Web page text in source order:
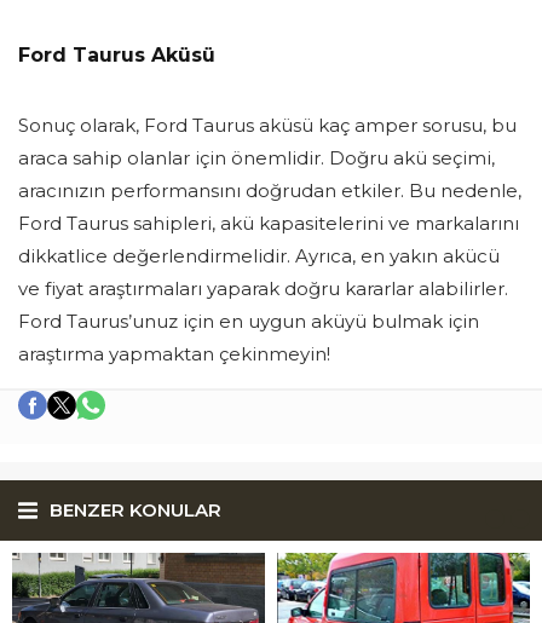
Ford Taurus Aküsü
Sonuç olarak, Ford Taurus aküsü kaç amper sorusu, bu
araca sahip olanlar için önemlidir. Doğru akü seçimi,
aracınızın performansını doğrudan etkiler. Bu nedenle,
Ford Taurus sahipleri, akü kapasitelerini ve markalarını
dikkatlice değerlendirmelidir. Ayrıca, en yakın akücü
ve fiyat araştırmaları yaparak doğru kararlar alabilirler.
Ford Taurus’unuz için en uygun aküyü bulmak için
araştırma yapmaktan çekinmeyin!
BENZER KONULAR